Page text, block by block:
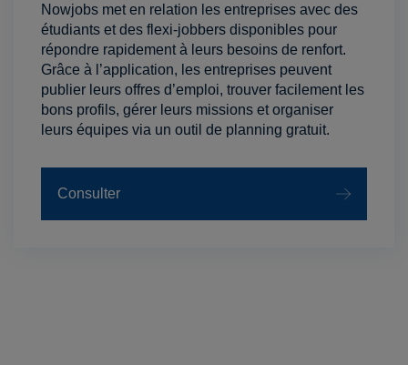
Nowjobs met en relation les entreprises avec des
étudiants et des flexi-jobbers disponibles pour
répondre rapidement à leurs besoins de renfort.
Grâce à l’application, les entreprises peuvent
publier leurs offres d’emploi, trouver facilement les
bons profils, gérer leurs missions et organiser
leurs équipes via un outil de planning gratuit.
Consulter